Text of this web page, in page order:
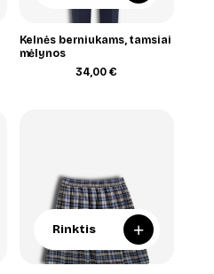
Kelnės berniukams, tamsiai
mėlynos
34,00€
Rinktis +